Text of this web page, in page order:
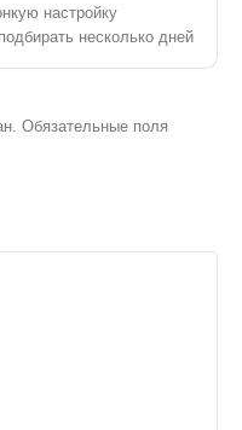
настройку
несколько дней
Обязательные поля